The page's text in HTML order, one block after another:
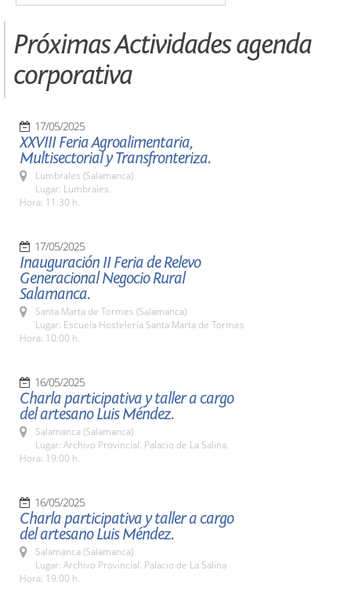
Próximas Actividades agenda
corporativa
17/05/2025
XXVIII Feria Agroalimentaria,
Multisectorial y Transfronteriza.
Lumbrales (Salamanca)
Lugar: Lumbrales.
Hora: 11:30 h.
17/05/2025
Inauguración II Feria de Relevo
Generacional Negocio Rural
Salamanca.
Santa Marta de Tormes (Salamanca)
Lugar: Escuela Hostelería Santa Marta de Tormes
Hora: 10:00 h.
16/05/2025
Charla participativa y taller a cargo
del artesano Luis Méndez.
Salamanca (Salamanca)
Lugar: Archivo Provincial. Palacio de La Salina.
Hora: 19:00 h.
16/05/2025
Charla participativa y taller a cargo
del artesano Luis Méndez.
Salamanca (Salamanca)
Lugar: Archivo Provincial. Palacio de La Salina
Hora: 19:00 h.